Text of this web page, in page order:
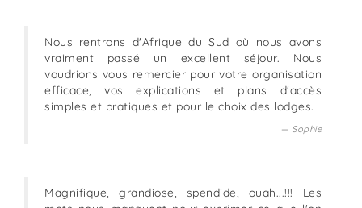
Nous rentrons d'Afrique du Sud où nous avons
vraiment passé un excellent séjour. Nous
voudrions vous remercier pour votre organisation
efficace, vos explications et plans d'accès
simples et pratiques et pour le choix des lodges.
Sophie
Magnifique, grandiose, spendide, ouah...!!! Les